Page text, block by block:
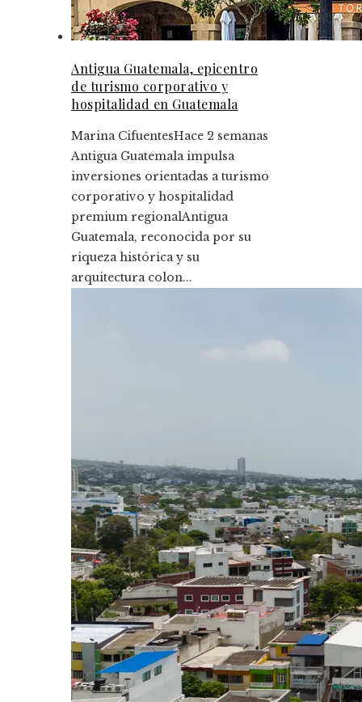
Antigua Guatemala, epicentro
de turismo corporativo y
hospitalidad en Guatemala
Marina CifuentesHace 2 semanas
Antigua Guatemala impulsa
inversiones orientadas a turismo
corporativo y hospitalidad
premium regionalAntigua
Guatemala, reconocida por su
riqueza histórica y su
arquitectura colon...